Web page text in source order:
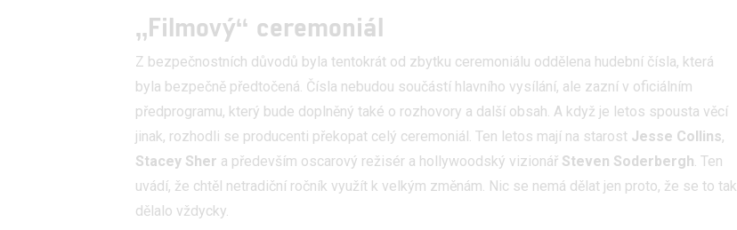
„Filmový“ ceremoniál
Z bezpečnostních důvodů byla tentokrát od zbytku ceremoniálu oddělena hudební čísla, která
byla bezpečně předtočená. Čísla nebudou součástí hlavního vysílání, ale zazní v oficiálním
předprogramu, který bude doplněný také o rozhovory a další obsah. A když je letos spousta věcí
jinak, rozhodli se producenti překopat celý ceremoniál. Ten letos mají na starost Jesse Collins,
Stacey Sher a především oscarový režisér a hollywoodský vizionář Steven Soderbergh. Ten
uvádí, že chtěl netradiční ročník využít k velkým změnám. Nic se nemá dělat jen proto, že se to tak
dělalo vždycky.